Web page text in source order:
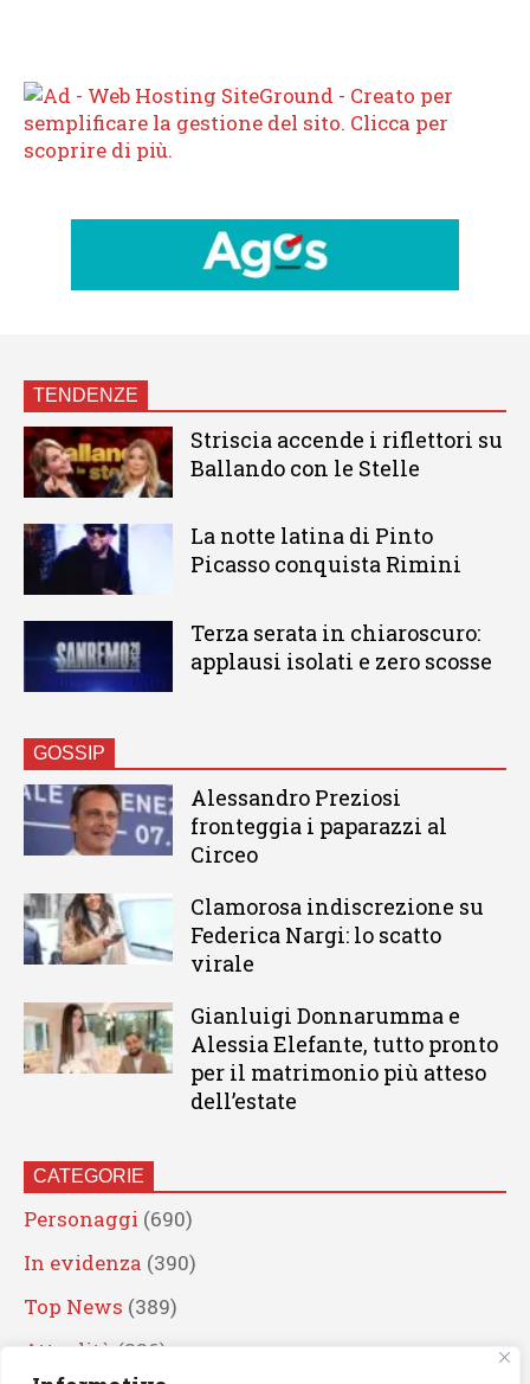
TENDENZE
Striscia accende i riflettori su
Ballando con le Stelle
La notte latina di Pinto
Picasso conquista Rimini
Terza serata in chiaroscuro:
applausi isolati e zero scosse
GOSSIP
Alessandro Preziosi
fronteggia i paparazzi al
Circeo
Clamorosa indiscrezione su
Federica Nargi: lo scatto
virale
Gianluigi Donnarumma e
Alessia Elefante, tutto pronto
per il matrimonio più atteso
dell’estate
CATEGORIE
Personaggi (690)
In evidenza (390)
Top News (389)
Attualità (336)